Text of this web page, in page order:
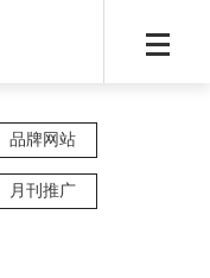
品牌网站
月刊推广